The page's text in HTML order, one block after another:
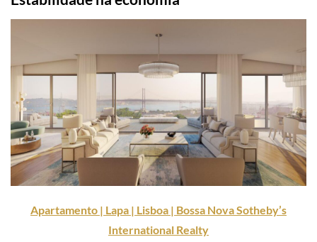
Apartamento | Lapa | Lisboa | Bossa Nova Sotheby’s
International Realty